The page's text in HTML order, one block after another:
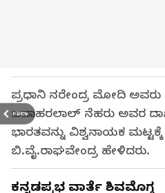
PREV
ಪ್ರಧಾನಿ ನರೇಂದ್ರ ಮೋದಿ
ಜವಾಹರಲಾಲ್ ನೆಹರು ಅವರ
ಭಾರತವನ್ನು ವಿಶ್ವನಾಯಕ
ಬಿ.ವೈ.ರಾಘವೇಂದ್ರ ಹೇಳಿದರು.
ಕನ್ನಡಪ್ರಭ ವಾರ್ತೆ ಶಿವಮೊಗ್ಗ